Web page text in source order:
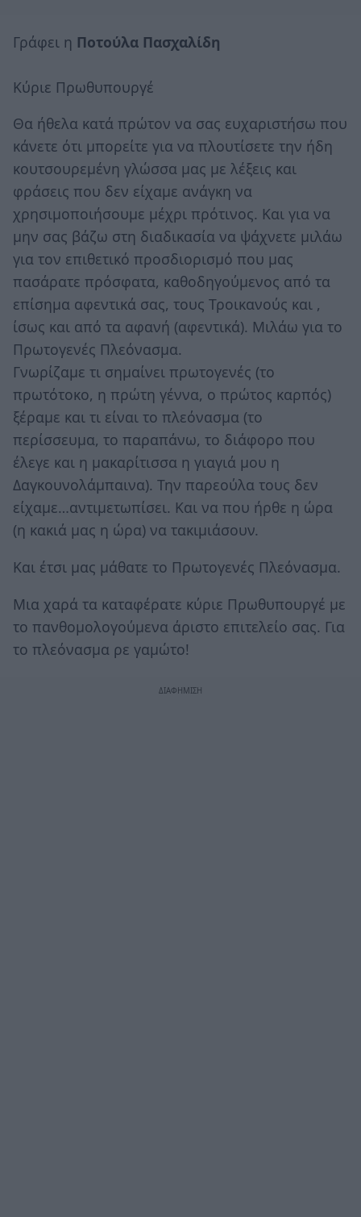
Γράφει η Ποτούλα Πασχαλίδη
Κύριε Πρωθυπουργέ
Θα ήθελα κατά πρώτον να σας ευχαριστήσω που
κάνετε ότι μπορείτε για να πλουτίσετε την ήδη
κουτσουρεμένη γλώσσα μας με λέξεις και
φράσεις που δεν είχαμε ανάγκη να
χρησιμοποιήσουμε μέχρι πρότινος. Και για να
μην σας βάζω στη διαδικασία να ψάχνετε μιλάω
για τον επιθετικό προσδιορισμό που μας
πασάρατε πρόσφατα, καθοδηγούμενος από τα
επίσημα αφεντικά σας, τους Τροικανούς και ,
ίσως και από τα αφανή (αφεντικά). Μιλάω για το
Πρωτογενές Πλεόνασμα.
Γνωρίζαμε τι σημαίνει πρωτογενές (το
πρωτότοκο, η πρώτη γέννα, ο πρώτος καρπός)
ξέραμε και τι είναι το πλεόνασμα (το
περίσσευμα, το παραπάνω, το διάφορο που
έλεγε και η μακαρίτισσα η γιαγιά μου η
Δαγκουνολάμπαινα). Την παρεούλα τους δεν
είχαμε…αντιμετωπίσει. Και να που ήρθε η ώρα
(η κακιά μας η ώρα) να τακιμιάσουν.
Και έτσι μας μάθατε το Πρωτογενές Πλεόνασμα.
Μια χαρά τα καταφέρατε κύριε Πρωθυπουργέ με
το πανθομολογούμενα άριστο επιτελείο σας. Για
το πλεόνασμα ρε γαμώτο!